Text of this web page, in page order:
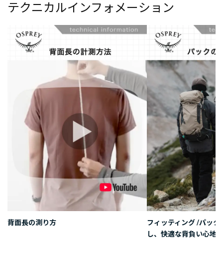
テクニカルインフォメーション
背面長の測り方
フィッティング /パッ
し、快適な背負い心地